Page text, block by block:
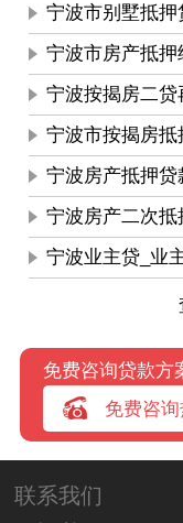
宁波市别墅抵
宁波市房产抵
宁波按揭房二
宁波市按揭房
宁波房产抵押
宁波房产二次
宁波业主贷_业
免费咨询贷款方
免费咨询
联系我们